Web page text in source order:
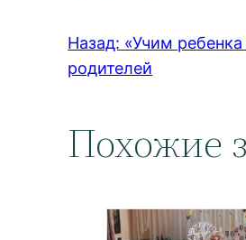
Назад: «Учим
родителей
Похожие